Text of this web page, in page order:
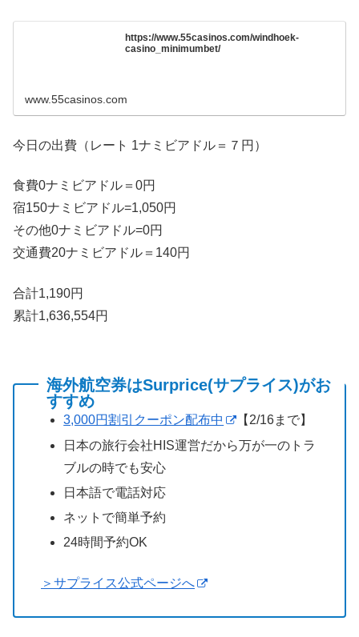
https://www.55casinos.com/windhoek-
casino_minimumbet/
www.55casinos.com
今日の出費（レート 1ナミビアドル＝７円）
食費0ナミビアドル＝0円
宿150ナミビアドル=1,050円
その他0ナミビアドル=0円
交通費20ナミビアドル＝140円
合計1,190円
累計1,636,554円
海外航空券はSurprice(サプライス)がお
すすめ
3,000円割引クーポン配布中
【2/16まで】
日本の旅行会社HIS運営だから万が一のトラ
ブルの時でも安心
日本語で電話対応
ネットで簡単予約
24時間予約OK
＞サプライス公式ページへ